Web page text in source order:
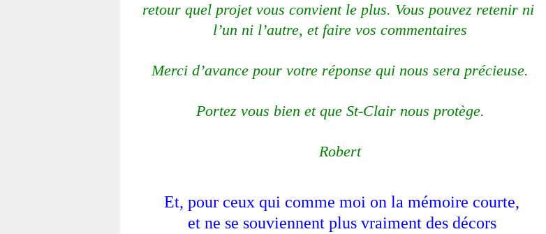
retour quel projet vous convient le plus. Vous pouvez retenir ni
l’un ni l’autre, et faire vos commentaires
Merci d’avance pour votre réponse qui nous sera précieuse.
Portez vous bien et que St-Clair nous protège.
Et, pour ceux qui comme moi on la mémoire courte,
et ne se souviennent plus vraiment des décors